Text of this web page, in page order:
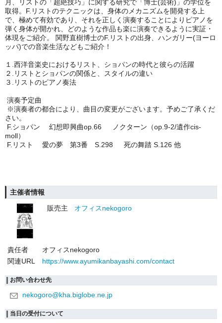
月、リストの「超絶技巧」に関する研究で「博士(芸術)」の学位を
取得。F.リストのテクニックは、身体のメカニズムを開発する上
で、極めて有効であり、それを正しく演奏することによりピアノを
弾く身体が開かれ、どのような作品も楽に演奏できるように実証・
体現をご紹介。 関野直樹博士のF.リストの出身、ハンガリー(ヨーロ
ッパ)での音楽生活などもご紹介！
１.西洋音楽史におけるリスト、ショパンの時代と彼らの活躍
２.リストとショパンの関係と、スタイルの違い
３.リストのピアノ奏法
演奏予定曲
※演奏者の都合により、曲目の変更がございます。予めご了承くだ
さい。
F.ショパン 幻想即興曲op.66 ノクターン（op.9-2/遺作cis-
moll）
F.リスト 愛の夢 第3番 S.298 死の舞踏 S.126 他
主催者情報
販売主
オフィスnekogoro
責任者
オフィスnekogoro
関連URL
https://www.ayumikanbayashi.com/contact
お問い合わせ先
nekogoro@kha.biglobe.ne.jp
当日の受付について